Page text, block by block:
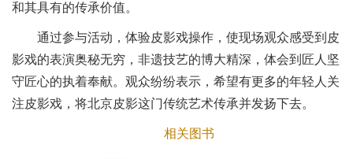
和其具有的传承价值。
通过参与活动，体验皮影戏操作，使现场观众感受到皮
影戏的表演奥秘无穷，非遗技艺的博大精深，体会到匠人坚
守匠心的执着奉献。观众纷纷表示，希望有更多的年轻人关
注皮影戏，将北京皮影这门传统艺术传承并发扬下去。
相关图书